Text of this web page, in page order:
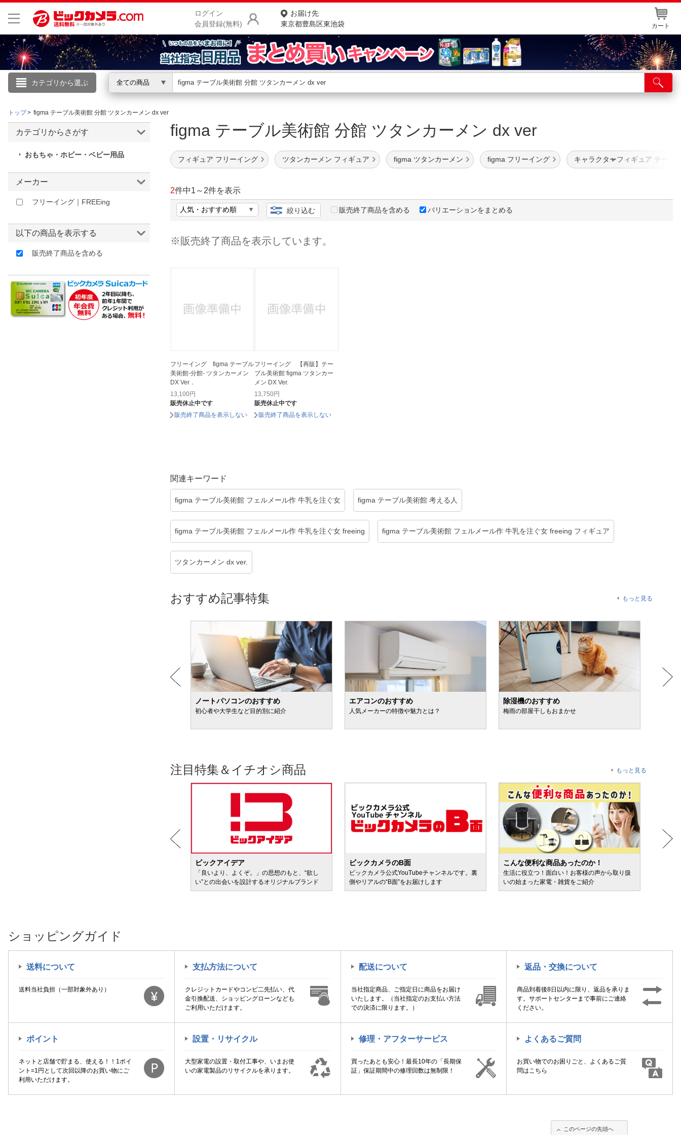
ログイン
会員登録(無料)
お届け先
東京都豊島区東池袋
カート
カテゴリから選ぶ 全ての商品
こんにちは
ログイン
お買いもの履歴
ほしいもの
お知らせ
商品をさがす
カテゴリ一覧からさがす
ご利用ガイド
ポイントカードWEB登録
店舗情報・店舗一覧
トップ figma テーブル美術館 分館 ツタンカーメン dx ver
figma テーブル美術館 分館 ツタンカーメン dx ver
フィギュア フリーイング ツタンカーメン フィギュア figma ツタンカーメン figma フリーイング キャラクターフィギュア テーブ
2件中1 ～ 2件を表示
絞り込む 販売終了商品を含める バリエーションをまとめる
※販売終了商品を表示しています。
フリーイング figma テーブル
美術館-分館- ツタンカーメン
DX Ver．
13,100円
販売休止中です
販売終了商品を表示しない
フリーイング 【再販】テー
ブル美術館 figma ツタンカー
メン DX Ver.
13,750円
販売休止中です
販売終了商品を表示しない
関連キーワード
figma テーブル美術館 フェルメール作 牛乳を注ぐ女 figma テーブル美術館 考える人
figma テーブル美術館 フェルメール作 牛乳を注ぐ女 freeing figma テーブル美術館 フェルメール作 牛乳を注ぐ女 freeing フィギュア
ツタンカーメン dx ver.
おすすめ記事特集 もっと見る
ノートパソコンのおすすめ
初心者や大学生など目的別に紹介
エアコンのおすすめ
人気メーカーの特徴や魅力とは？
除湿機のおすすめ
梅雨の部屋干しもおまかせ
注目特集＆イチオシ商品 もっと見る
ビックアイデア
「良いより、よくぞ。」の思想のもと、“欲し
い”との出会いを設計するオリジナルブランド
ビックカメラのB面
ビックカメラ公式YouTubeチャンネルです。裏
側やリアルの“B面”をお届けします
こんな便利な商品あったのか！
生活に役立つ！面白い！お客様の声から取り扱
いの始まった家電・雑貨をご紹介
カテゴリからさがす
おもちゃ・ホビー・ベビー用品
メーカー
フリーイング｜FREEing
以下の商品を表示する
販売終了商品を含める
ショッピングガイド
送料について
送料当社負担（一部対象外あり）
支払方法について
クレジットカードやコンビ二先払い、代
金引換配送、ショッピングローンなども
ご利用いただけます。
配送について
当社指定商品、ご指定日に商品をお届け
いたします。（当社指定のお支払い方法
での決済に限ります。）
返品・交換について
商品到着後8日以内に限り、返品を承りま
す。サポートセンターまで事前にご連絡
ください。
ポイント
ネットと店舗で貯まる、使える！！1ポイ
ント=1円として次回以降のお買い物にご
利用いただけます。
設置・リサイクル
大型家電の設置・取付工事や、いまお使
いの家電製品のリサイクルを承ります。
修理・アフターサービス
買ったあとも安心！最長10年の「長期保
証」保証期間中の修理回数は無制限！
よくあるご質問
お買い物でのお困りごと、よくあるご質
問はこちら
このページの先頭へ